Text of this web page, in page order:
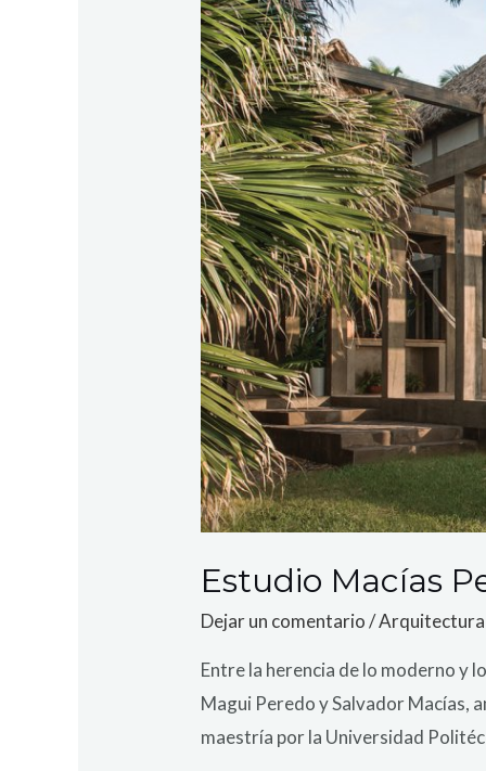
Estudio Macías
Dejar un comentario /Arquitectura
Entre la herencia de lo moderno y
Magui Peredo y Salvador Macías,
maestría por la Universidad